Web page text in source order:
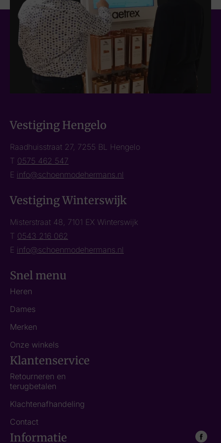
Vestiging Hengelo
Raadhuisstraat 27, 7255 BL Hengelo
T 0575 462 547
E info@schoenmodehermans.nl
Vestiging Winterswijk
Misterstraat 48, 7101 EX Winterswijk
T 0543 216 062
E info@schoenmodehermans.nl
Snel menu
Heren
Dames
Merken
Onze winkels
Klantenservice
Retourneren en
terugbetalen
Klachtenafhandeling
Contact
Informatie